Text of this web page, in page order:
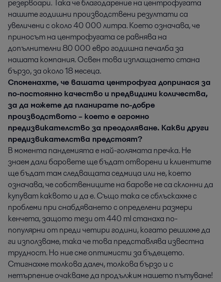
резервоари. Така че благодарение на центрофугата
нашите годишни производствени резултати са
увеличени с около 40 000 литра. Което означава, че
приносът на центрофугата се равнява на
допълнителни 80 000 евро годишна печалба за
нашата компания. Освен това изплащането стана
бързо, за около 18 месеца.
Споменахте, че вашата центрофуга допринася за
по-постоянно качество и предвидими количества,
за да можете да планирате по-добре
производството – което е огромно
предизвикателство за преодоляване. Какви други
предизвикателства предстоят?
В момента пандемията е най-голямата пречка. Не
знаем дали баровете ще бъдат отворени и клиентите
ще бъдат там следващата седмица или не, което
означава, че собствениците на барове не са склонни да
купуват каквото и да е. Също така се сблъскахме с
проблеми при снабдяването с определени размери
кенчета, защото тези от 440 ml станаха по-
популярни от преди четири години, когато решихме да
ги използваме, така че това представлява известна
трудност. Но ние сме оптимисти за бъдещето.
Стигнахме толкова далеч, толкова бързо и с
нетърпение очакваме да продължим нашето пътуване!